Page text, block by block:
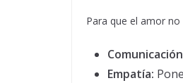
Para que el amor
Empatía: